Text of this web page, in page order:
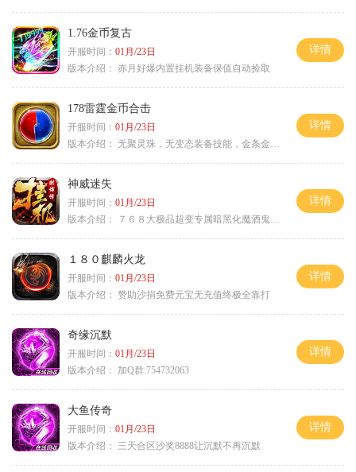
1.76金币复古
开服时间： 01月/23日
版本介绍： 赤月好爆内置挂机装备保值自动捡取
详情
178雷霆金币合击
开服时间： 01月/23日
版本介绍： 无聚灵珠，无变态装备技能，金条金刚石保底
详情
神威迷失
开服时间： 01月/23日
版本介绍：
７６８大极品超变专属暗黑化魔酒鬼微变合击火
详情
１８０麒麟火龙
开服时间： 01月/23日
版本介绍： 赞助沙捐免费元宝无充值终极全靠打
详情
奇缘沉默
开服时间： 01月/23日
版本介绍：
加Q群:754732063
详情
大鱼传奇
开服时间： 01月/23日
版本介绍：
三天合区沙奖8888让沉默不再沉默
详情